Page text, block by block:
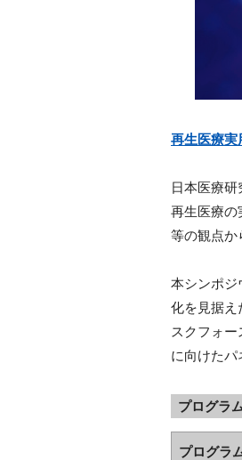
再生医療実
日本医療
再生医療の
等の観点か
本シンポジ
化を見据え
スクフォ
に向けたパ
プログラ
プログラ